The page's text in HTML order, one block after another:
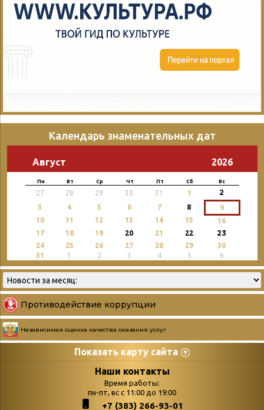
Календарь знаменательных дат
Август 2026
Пн Вт Ср Чт Пт Сб Вс
27 28 29 30 31 1 2
3 4 5 6 7 8
9
10
11 12 13 14 15
16
17
18 19 20 21 22 23
24 25 26 27 28 29
30
31
1 2 3 4 5 6
Противодействие коррупции
Независимая оценка качества оказания услуг
Показать карту сайта
СтраницыНаши контакты
Время работы:
пн-пт, вс с 11:00 до 19:00
+7 (383) 266-93-01